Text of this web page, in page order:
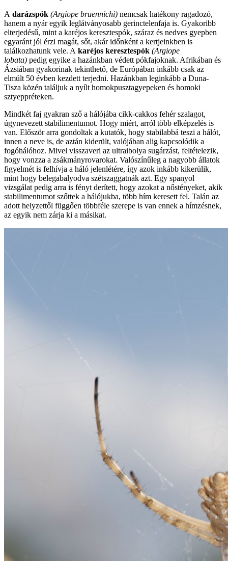
A darázspók (Argiope bruennichi) nemcsak hatékony ragadozó,
hanem a nyár egyik leglátványosabb gerinctelenfaja is. Gyakoribb
elterjedésű, mint a karéjos keresztespók, száraz és nedves gyepben
egyaránt jól érzi magát, sőt, akár időnként a kertjeinkben is
találkozhatunk vele. A karéjos keresztespók (Argiope
lobata) pedig egyike a hazánkban védett pókfajoknak. Afrikában és
Ázsiában gyakorinak tekinthető, de Európában inkább csak az
elmúlt 50 évben kezdett terjedni. Hazánkban leginkább a Duna-
Tisza közén találjuk a nyílt homokpusztagyepeken és homoki
sztyeppréteken.
Mindkét faj gyakran sző a hálójába cikk-cakkos fehér szalagot,
úgynevezett stabilimentumot. Hogy miért, arról több elképzelés is
van. Először arra gondoltak a kutatók, hogy stabilabbá teszi a hálót,
innen a neve is, de aztán kiderült, valójában alig kapcsolódik a
fogóhálóhoz. Mivel visszaveri az ultraibolya sugárzást, feltételezik,
hogy vonzza a zsákmányrovarokat. Valószínűleg a nagyobb állatok
figyelmét is felhívja a háló jelenlétére, így azok inkább kikerülik,
mint hogy belegabalyodva szétszaggatnák azt. Egy spanyol
vizsgálat pedig arra is fényt derített, hogy azokat a nőstényeket, akik
stabilimentumot szőttek a hálójukba, több hím keresett fel. Talán az
adott helyzettől függően többféle szerepe is van ennek a hímzésnek,
az egyik nem zárja ki a másikat.